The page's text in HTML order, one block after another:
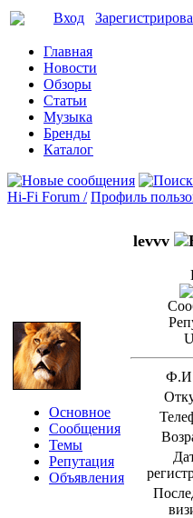
Вход
Главная
Новости
Обзоры
Статьи
Музыка
Бренды
Каталог
Hi-Fi Forum / Профиль
Основное
Сообщения
Темы
Репутация
Объявления
levvv